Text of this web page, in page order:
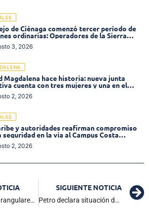
de Ciénaga comenzó tercer período de
ordinarias: Operadores de la Sierra
de la plenaria
3, 2026
Magdalena hace historia: nueva junta
cuenta con tres mujeres y una en el
de Control
2, 2026
y autoridades reafirman compromiso
seguridad en la vía al Campus Costa
2, 2026
Sorteo de cuadrangulares de la Liga colombiana: Todo lo que debes saber
SIGUIENTE NOTICIA
Petro declara situación de desastre durante un año por lluvias